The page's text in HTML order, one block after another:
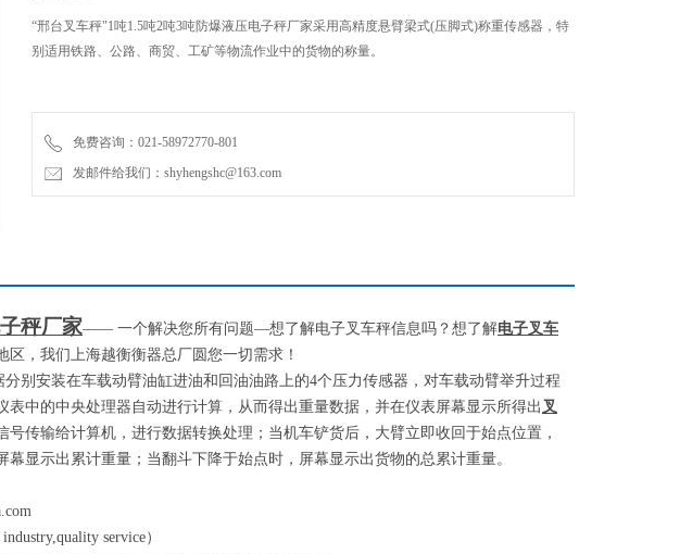
“邢台叉车秤"1吨1.5吨2吨3吨防爆液压电子秤厂家采用高精度悬臂梁式(压脚式)称重传感器，特
别适用铁路、公路、商贸、工矿等物流作业中的货物的称量。
免费咨询：021-58972770-801
发邮件给我们：shyhengshc@163.com
秤厂家—— 一个解决您所有问题—想了解电子叉车秤信息吗？想了解电子叉车
，我们上海越衡衡器总厂圆您一切需求！
分别安装在车载动臂油缸进油和回油油路上的4个压力传感器，对车载动臂举升过程
中的中央处理器自动进行计算，从而得出重量数据，并在仪表屏幕显示所得出 叉
传输给计算机，进行数据转换处理；当机车铲货后，大臂立即收回于始点位置，
显示出累计重量；当翻斗下降于始点时，屏幕显示出货物的总累计重量。
service）